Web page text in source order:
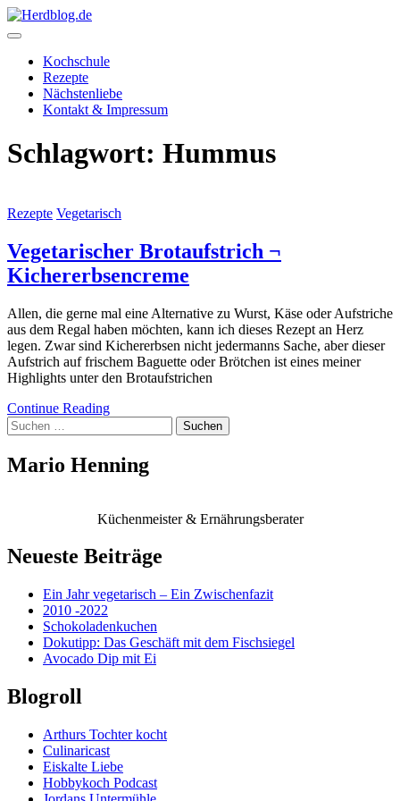
Skip
to
Herdblog.de
Kochschule
Rezepte
Nächstenliebe
Kontakt & Impressum
Schlagwort: Hummus
Rezepte Vegetarisch
Vegetarischer Brotaufstrich ¬
Kichererbsencreme
Allen, die gerne mal eine Alternative zu Wurst, Käse oder Aufstriche
aus dem Regal haben möchten, kann ich dieses Rezept an Herz
legen. Zwar sind Kichererbsen nicht jedermanns Sache, aber dieser
Aufstrich auf frischem Baguette oder Brötchen ist eines meiner
Highlights unter den Brotaufstrichen
Continue Reading
Suchen
nach:
Mario Henning
Küchenmeister & Ernährungsberater
Neueste Beiträge
Ein Jahr vegetarisch – Ein Zwischenfazit
2010 -2022
Schokoladenkuchen
Dokutipp: Das Geschäft mit dem Fischsiegel
Avocado Dip mit Ei
Blogroll
Arthurs Tochter kocht
Culinaricast
Eiskalte Liebe
Hobbykoch Podcast